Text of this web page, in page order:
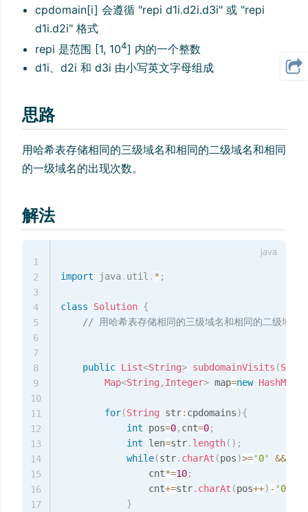
cpdomain[i] 会遵循 "repi d1i.d2i.d3i" 或 "repi
d1i.d2i" 格式
repi 是范围 [1, 104] 内的一个整数
d1i、d2i 和 d3i 由小写英文字母组成
思路
用哈希表存储相同的三级域名和相同的二级域名和相同
的一级域名的出现次数。
解法
import java. util . * ;
class Solution {
// 用哈希表存储相同的三级域名和相同的二级域名
public List<String> subdomainVisits (
Map<String , Integer> map=new HashMap
for(String str: cpdomains){
int pos=0, cnt=0;
int len=str. length( ) ;
while(str. charAt (pos)>='0' &&
                cnt
*=10;
                cnt
+=str. charAt (pos++) - '0'
}
1
2
3
4
5
6
7
8
9
10
11
12
13
14
15
16
17